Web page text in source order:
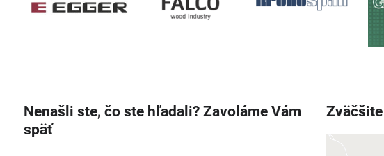
Nenašli ste, čo ste hľadali? Zavoláme Vám
späť